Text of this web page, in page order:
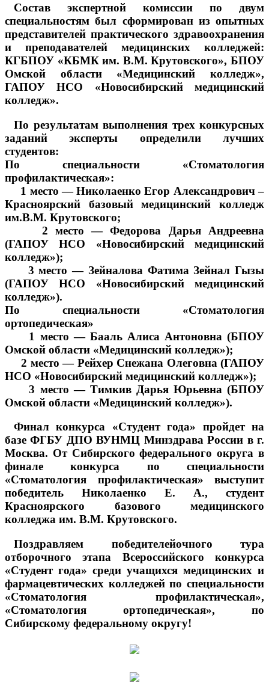
Состав экспертной комиссии по двум
специальностям был сформирован из опытных
представителей практического здравоохранения
и преподавателей медицинских колледжей:
КГБПОУ «КБМК им. В.М. Крутовского», БПОУ
Омской области «Медицинский колледж»,
ГАПОУ НСО «Новосибирский медицинский
колледж».
По результатам выполнения трех конкурсных
заданий эксперты определили лучших
студентов:
По специальности «Стоматология
профилактическая»:
1 место — Николаенко Егор Александрович –
Красноярский базовый медицинский колледж
им.В.М. Крутовского;
2 место — Федорова Дарья Андреевна
(ГАПОУ НСО «Новосибирский медицинский
колледж»);
3 место — Зейналова Фатима Зейнал Гызы
(ГАПОУ НСО «Новосибирский медицинский
колледж»).
По специальности «Стоматология
ортопедическая»
1 место — Бааль Алиса Антоновна (БПОУ
Омской области «Медицинский колледж»);
2 место — Рейхер Снежана Олеговна (ГАПОУ
НСО «Новосибирский медицинский колледж»);
3 место — Тимкив Дарья Юрьевна (БПОУ
Омской области «Медицинский колледж»).
Финал конкурса «Студент года» пройдет на
базе ФГБУ ДПО ВУНМЦ Минздрава России в г.
Москва. От Сибирского федерального округа в
финале конкурса по специальности
«Стоматология профилактическая» выступит
победитель Николаенко Е. А., студент
Красноярского базового медицинского
колледжа им. В.М. Крутовского.
Поздравляем победителейочного тура
отборочного этапа Всероссийского конкурса
«Студент года» среди учащихся медицинских и
фармацевтических колледжей по специальности
«Стоматология профилактическая»,
«Стоматология ортопедическая», по
Сибирскому федеральному округу!